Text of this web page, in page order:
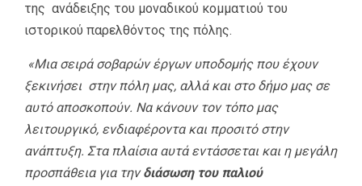
της ανάδειξης του μοναδικού κομματιού του
ιστορικού παρελθόντος της πόλης.
«Μια σειρά σοβαρών έργων υποδομής που έχουν
ξεκινήσει στην πόλη μας, αλλά και στο δήμο μας σε
αυτό αποσκοπούν. Να κάνουν τον τόπο μας
λειτουργικό, ενδιαφέροντα και προσιτό στην
ανάπτυξη. Στα πλαίσια αυτά εντάσσεται και η μεγάλη
προσπάθεια για τηνδιάσωση του παλιού